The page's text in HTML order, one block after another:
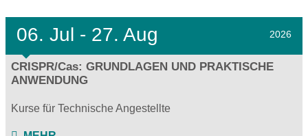
06. Jul - 27. Aug 2026
CRISPR/Cas: GRUNDLAGEN UND PRAKTISCHE
ANWENDUNG
Kurse für Technische Angestellte